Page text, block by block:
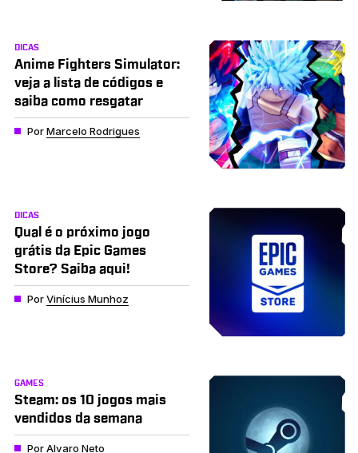
DICAS
Anime Fighters Simulator:
veja a lista de códigos e
saiba como resgatar
PorMarcelo Rodrigues
DICAS
Qual é o próximo jogo
grátis da Epic Games
Store? Saiba aqui!
PorVinícius Munhoz
GAMES
Steam: os 10 jogos mais
vendidos da semana
PorAlvaro Neto